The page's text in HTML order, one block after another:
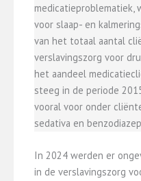
medicatieproblematiek,
voor slaap- en
van het totaal aantal
verslavingszorg voor
het aandeel
steeg in de periode
vooral voor onder
sedativa en
In 2024 werden er
in de verslavingszorg